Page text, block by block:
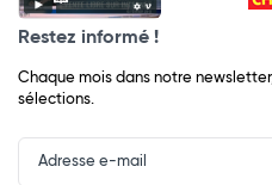
Restez informé !
Chaque mois dans notre
sélections.
Input
Newsletter